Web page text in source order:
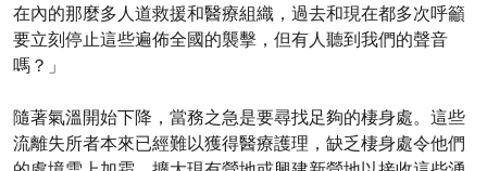
在內的那麼多人道救援和醫療組織，過去和現在都多次呼籲
要立刻停止這些遍佈全國的襲擊，但有人聽到我們的聲音
嗎？」
隨著氣溫開始下降，當務之急是要尋找足夠的棲身處。這些
流離失所者本來已經難以獲得醫療護理，缺乏棲身處令他們